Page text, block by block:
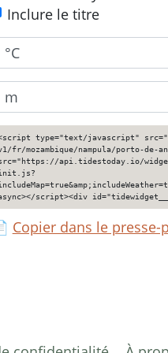
Inclure le titre
type="text/javascript"
fr/mozambique/nampula/porto-
api.tidestoday.io/
script><div
Copier dans le presse-